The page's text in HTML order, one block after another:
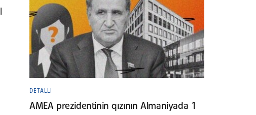
DETALLI
AMEA prezidentinin qızının Almaniyada 1